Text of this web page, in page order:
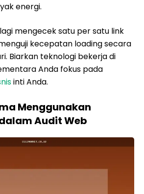
energi.
mengecek satu per satu link
kecepatan loading secara
Biarkan teknologi bekerja di
Anda fokus pada
inti Anda.
Menggunakan
Audit Web